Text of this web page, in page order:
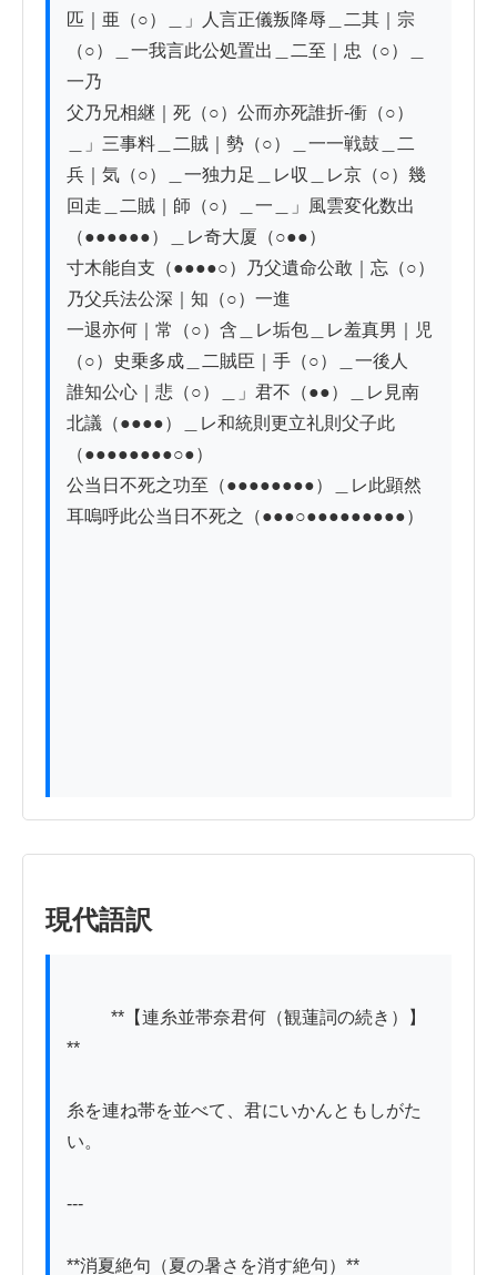
匹｜亜（○）＿」人言正儀叛降辱＿二其｜宗
（○）＿一我言此公処置出＿二至｜忠（○）＿
一乃
父乃兄相継｜死（○）公而亦死誰折-衝（○）
＿」三事料＿二賊｜勢（○）＿一一戦鼓＿二
兵｜気（○）＿一独力足＿レ収＿レ京（○）幾
回走＿二賊｜師（○）＿一＿」風雲変化数出
（●●●●●●）＿レ奇大厦（○●●）
寸木能自支（●●●●○）乃父遺命公敢｜忘（○）
乃父兵法公深｜知（○）一進
一退亦何｜常（○）含＿レ垢包＿レ羞真男｜児
（○）史乗多成＿二賊臣｜手（○）＿一後人
誰知公心｜悲（○）＿」君不（●●）＿レ見南
北議（●●●●）＿レ和統則更立礼則父子此
（●●●●●●●●○●）
公当日不死之功至（●●●●●●●●）＿レ此顕然
耳嗚呼此公当日不死之（●●●○●●●●●●●●●）
現代語訳
**
糸を連ね帯を並べて、君にいかんともしがた
い。
---
**消夏絶句（夏の暑さを消す絶句）**